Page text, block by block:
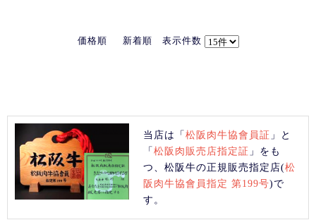
価格順 新着順 表示件数
当店は「松阪肉牛協會員証 」と
「松阪肉販売店指定証 」をも
つ、松阪牛の正規販売指定店(松
阪肉牛協會員指定 第199号)で
す。